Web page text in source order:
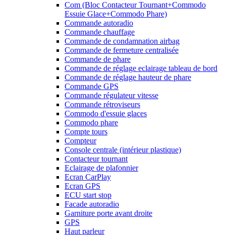
Com (Bloc Contacteur Tournant+Commodo
Essuie Glace+Commodo Phare)
Commande autoradio
Commande chauffage
Commande de condamnation airbag
Commande de fermeture centralisée
Commande de phare
Commande de réglage eclairage tableau de bord
Commande de réglage hauteur de phare
Commande GPS
Commande régulateur vitesse
Commande rétroviseurs
Commodo d'essuie glaces
Commodo phare
Compte tours
Compteur
Console centrale (intérieur plastique)
Contacteur tournant
Eclairage de plafonnier
Ecran CarPlay
Ecran GPS
ECU start stop
Facade autoradio
Garniture porte avant droite
GPS
Haut parleur